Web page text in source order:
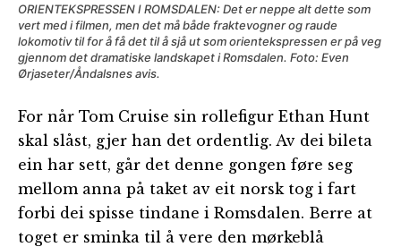
ORIENTEKSPRESSEN I ROMSDALEN: Det er neppe alt dette som
vert med i filmen, men det må både fraktevogner og raude
lokomotiv til for å få det til å sjå ut som orientekspressen er på veg
gjennom det dramatiske landskapet i Romsdalen. Foto: Even
Ørjaseter/Åndalsnes avis.
For når Tom Cruise sin rollefigur Ethan Hunt
skal slåst, gjer han det ordentlig. Av dei bileta
ein har sett, går det denne gongen føre seg
mellom anna på taket av eit norsk tog i fart
forbi dei spisse tindane i Romsdalen. Berre at
toget er sminka til å vere den mørkeblå